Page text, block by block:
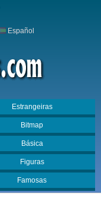
Español
Estrangeiras
Bitmap
Básica
Figuras
Famosas